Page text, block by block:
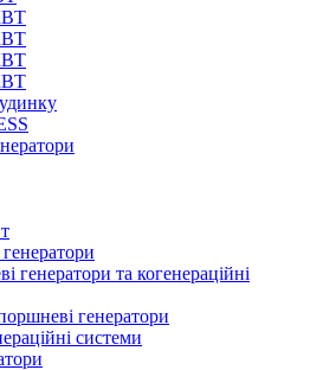
генератори та когенераційні
генератори
системи